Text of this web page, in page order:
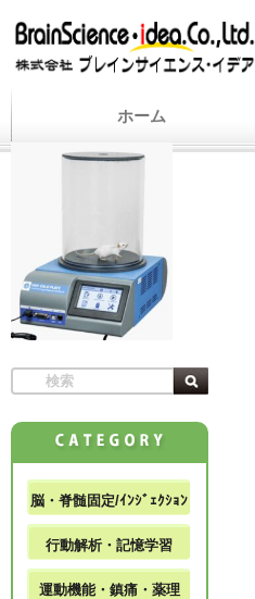
ホーム
脳・脊髄固定/ｲﾝｼﾞｪｸｼｮﾝ
行動解析・記憶学習
運動機能・鎮痛・薬理